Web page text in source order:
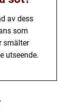
av dess
som
smälter
utseende.